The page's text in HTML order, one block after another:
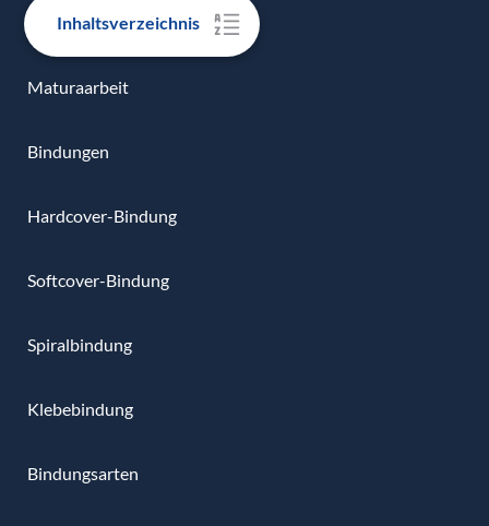
Inhaltsverzeichnis
Diplomarbeit
Maturaarbeit
Bindungen
Hardcover-Bindung
Softcover-Bindung
Spiralbindung
Klebebindung
Bindungsarten